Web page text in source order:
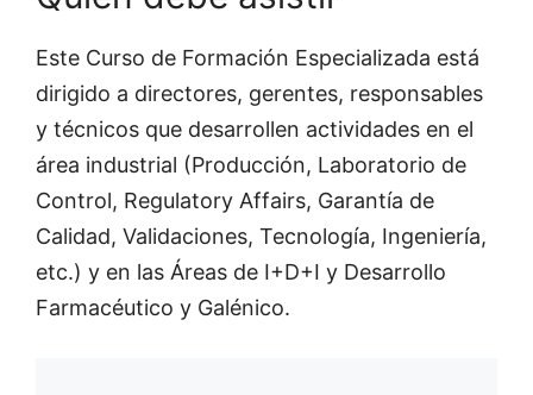
Este Curso de Formación Especializada está
dirigido a directores, gerentes, responsables
y técnicos que desarrollen actividades en el
área industrial (Producción, Laboratorio de
Control, Regulatory Affairs, Garantía de
Calidad, Validaciones, Tecnología, Ingeniería,
etc.) y en las Áreas de I+D+I y Desarrollo
Farmacéutico y Galénico.